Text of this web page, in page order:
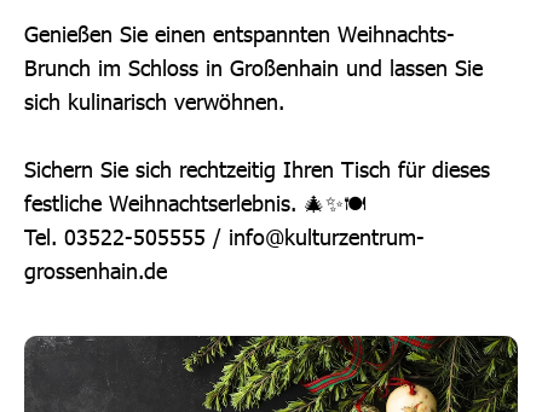
Genießen Sie einen entspannten Weihnachts-
Brunch im Schloss in Großenhain und lassen Sie
sich kulinarisch verwöhnen.
Sichern Sie sich rechtzeitig Ihren Tisch für dieses
festliche Weihnachtserlebnis. 🎄✨🍽️
Tel. 03522-505555 / info@kulturzentrum-
grossenhain.de